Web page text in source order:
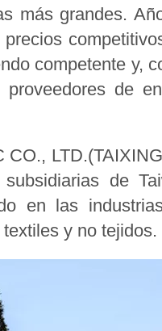
más grandes.
competente y,
de
CO.,
de
en las
y no tejidos.